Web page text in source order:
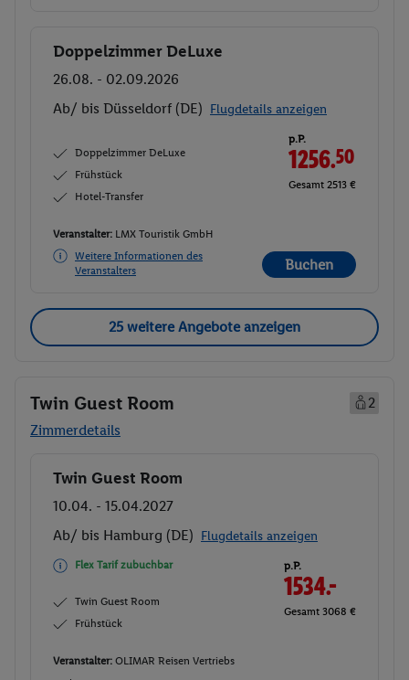
Buchen
Doppelzimmer DeLuxe
26.08. - 02.09.2026
Ab/ bis Düsseldorf (DE) Flugdetails anzeigen
Doppelzimmer DeLuxe
Frühstück
Hotel-Transfer
p.P.
1256.50
Gesamt 2513 €
Veranstalter: LMX Touristik GmbH
Weitere Informationen des
Veranstalters
Buchen
25 weitere Angebote anzeigen
Twin Guest Room
2
Zimmerdetails
Buchen
Twin Guest Room
10.04. - 15.04.2027
Ab/ bis Hamburg (DE) Flugdetails anzeigen
Flex Tarif zubuchbar
Twin Guest Room
Frühstück
p.P.
1534.-
Gesamt 3068 €
Veranstalter: OLIMAR Reisen Vertriebs